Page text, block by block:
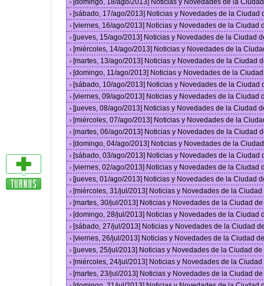
› [domingo, 18/ago/2013] Noticias y Novedades de la
› [sábado, 17/ago/2013] Noticias y Novedades de la Ciudad
› [viernes, 16/ago/2013] Noticias y Novedades de la Ciudad
› [jueves, 15/ago/2013] Noticias y Novedades de la Ciudad
› [miércoles, 14/ago/2013] Noticias y Novedades de la
› [martes, 13/ago/2013] Noticias y Novedades de la Ciudad
› [domingo, 11/ago/2013] Noticias y Novedades de la
› [sábado, 10/ago/2013] Noticias y Novedades de la Ciudad
› [viernes, 09/ago/2013] Noticias y Novedades de la Ciudad
› [jueves, 08/ago/2013] Noticias y Novedades de la Ciudad
› [miércoles, 07/ago/2013] Noticias y Novedades de la
› [martes, 06/ago/2013] Noticias y Novedades de la Ciudad
› [domingo, 04/ago/2013] Noticias y Novedades de la
› [sábado, 03/ago/2013] Noticias y Novedades de la Ciudad
› [viernes, 02/ago/2013] Noticias y Novedades de la Ciudad
› [jueves, 01/ago/2013] Noticias y Novedades de la Ciudad
› [miércoles, 31/jul/2013] Noticias y Novedades de la
› [martes, 30/jul/2013] Noticias y Novedades de la Ciudad
› [domingo, 28/jul/2013] Noticias y Novedades de la Ciudad
› [sábado, 27/jul/2013] Noticias y Novedades de la Ciudad
› [viernes, 26/jul/2013] Noticias y Novedades de la Ciudad
› [jueves, 25/jul/2013] Noticias y Novedades de la Ciudad
› [miércoles, 24/jul/2013] Noticias y Novedades de la
› [martes, 23/jul/2013] Noticias y Novedades de la Ciudad